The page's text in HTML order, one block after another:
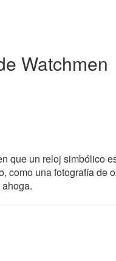
Watchmen
que un reloj simbólico
como una fotografía de